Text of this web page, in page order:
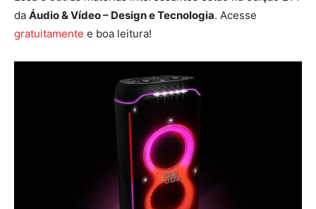
da Áudio & Vídeo – Design e Tecnologia. Acesse
gratuitamente e boa leitura!